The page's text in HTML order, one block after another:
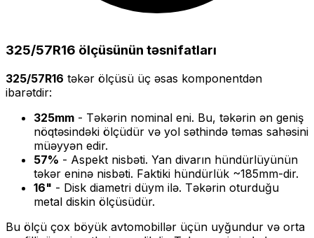
325/57R16 ölçüsünün təsnifatları
325/57R16 təkər ölçüsü üç əsas komponentdən
ibarətdir:
325mm - Təkərin nominal eni. Bu, təkərin ən geniş
nöqtəsindəki ölçüdür və yol səthində təmas sahəsini
müəyyən edir.
57% - Aspekt nisbəti. Yan divarın hündürlüyünün
təkər eninə nisbəti. Faktiki hündürlük ~185mm-dir.
16" - Disk diametri düym ilə. Təkərin oturduğu
metal diskin ölçüsüdür.
Bu ölçü çox böyük avtomobillər üçün uyğundur və orta